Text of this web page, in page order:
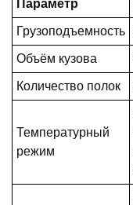
Параметр
Грузоподъемность
Объём кузова
Количество полок
Температурный
режим